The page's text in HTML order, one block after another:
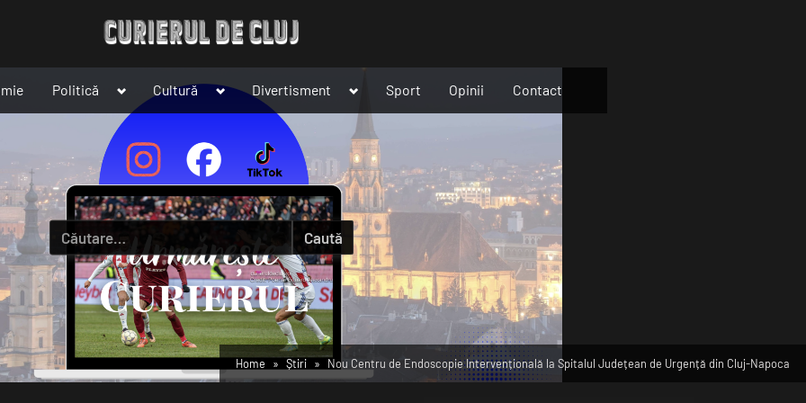
Politică
Toggle
sub-
menu
Cultură
Toggle
menu
Divertisment
Toggle
menu
Sport Opinii Contact
Caută
după:
Home Știri Nou Centru de Endoscopie Intervențională la Spitalul Județean de Urgență din Cluj-Napoca